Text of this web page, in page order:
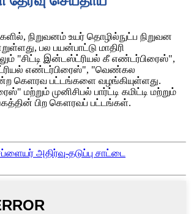
நிறுவனம் உயர் தொழில்நுட்ப நிறுவன
பல பயன்பாட்டு மாதிரி
"சிட்டி இன்டஸ்ட்ரியல் கீ எண்டர்பிரைஸ்",
எண்டர்பிரைஸ்", "வெண்கல
கெளரவ பட்டங்களை வழங்கியுள்ளது.
மற்றும் முனிசிபல் பார்ட்டி கமிட்டி மற்றும்
பிற கௌரவப் பட்டங்கள்.
அதிர்வு-தடுப்பு சாட்டை